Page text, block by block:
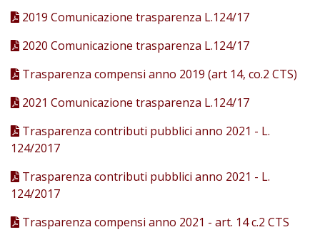
2019 Comunicazione trasparenza L.124/17
2020 Comunicazione trasparenza L.124/17
Trasparenza compensi anno 2019 (art 14, co.2 CTS)
2021 Comunicazione trasparenza L.124/17
Trasparenza contributi pubblici anno 2021 - L.
124/2017
Trasparenza contributi pubblici anno 2021 - L.
124/2017
Trasparenza compensi anno 2021 - art. 14 c.2 CTS